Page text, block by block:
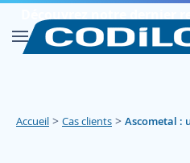
SAP FIORI
Accueil > Cas clients > Ascometal :